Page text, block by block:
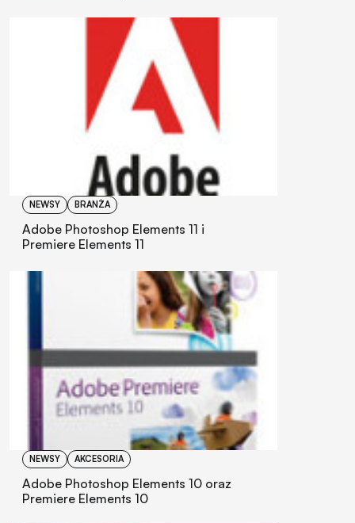
NEWSY BRANŻA
Adobe Photoshop Elements 11 i
Premiere Elements 11
NEWSY AKCESORIA
Adobe Photoshop Elements 10 oraz
Premiere Elements 10